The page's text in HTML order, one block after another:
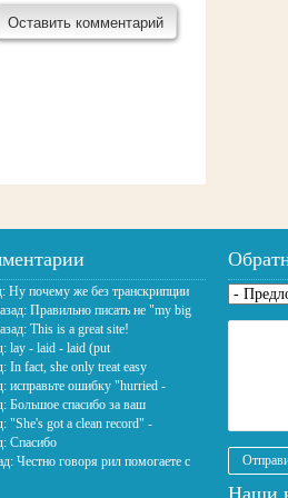
Ну почему же без транскрипции
Правильно писать не "my big
This is a great site!
lay - laid - laid (put
In fact, she only treat easy
исправьте ошибку "hurried -
Большое спасибо за ваш
"She's got a clean record" -
Спасибо
Честно говоря рил помогаете с